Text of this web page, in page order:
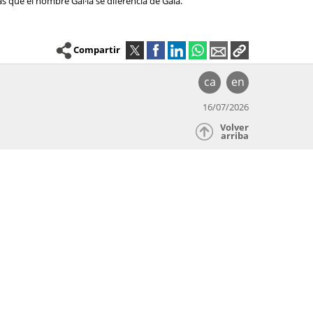
Compartir
ca en
16/07/2026
Volver
arriba